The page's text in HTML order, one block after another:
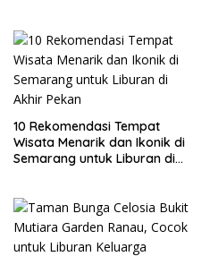
10 Rekomendasi Tempat
Wisata Menarik dan Ikonik di
Semarang untuk Liburan di